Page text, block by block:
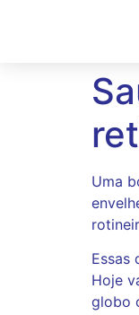
Uma
Essas
Hoje
globo